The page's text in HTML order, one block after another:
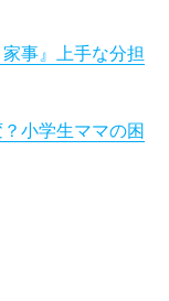
事』上手な分担
小学生ママの困